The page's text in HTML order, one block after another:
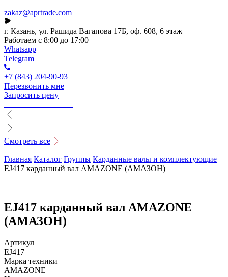
zakaz@aprtrade.com
г. Казань, ул. Рашида Вагапова 17Б, оф. 608, 6 этаж
Работаем с 8:00 до 17:00
Whatsapp
Telegram
+7 (843) 204-90-93
Перезвонить мне
Запросить цену
Смотреть все
Главная Каталог Группы Карданные валы и комплектующие
EJ417 карданный вал AMAZONE (АМАЗОН)
EJ417 карданный вал AMAZONE
(АМАЗОН)
Артикул
EJ417
Марка техники
AMAZONE